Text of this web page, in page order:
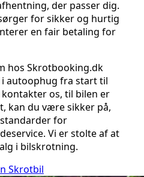
der passer dig.
for sikker og hurtig
en fair betaling for
hos Skrotbooking.dk
autoophug fra start til
os, til bilen er
kan du være sikker på,
for
Vi er stolte af at
i bilskrotning.
Skrotbil